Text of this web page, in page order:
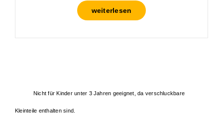
weiterlesen
Nicht für Kinder unter 3 Jahren geeignet, da verschluckbare
Kleinteile enthalten sind.